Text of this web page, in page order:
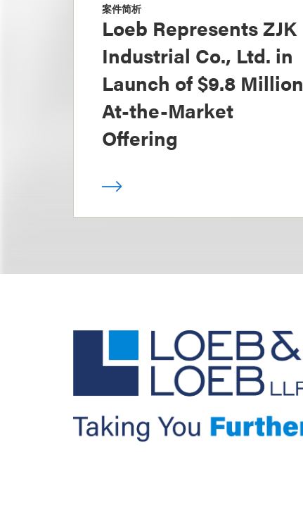
案件简析
Loeb Represents ZJK
Industrial Co., Ltd. in
Launch of $9.8 Million
At-the-Market
Offering